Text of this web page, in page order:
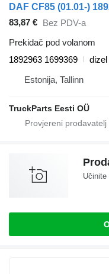
83,87 € Bez PDV-a
Prekidač pod volanom
1892963 1699369
dizel
Estonija, Tallinn
TruckParts Eesti OÜ
Učinite